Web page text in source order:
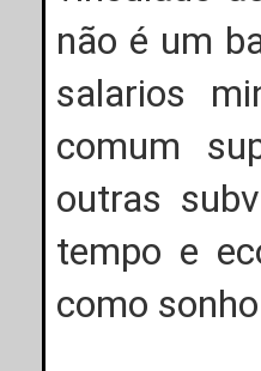
não é um
salarios
comum
outras
tempo e
como